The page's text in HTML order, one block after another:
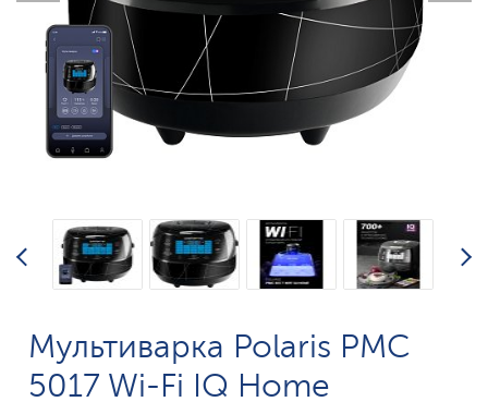
Мультиварка Polaris PMC
5017 Wi-Fi IQ Home